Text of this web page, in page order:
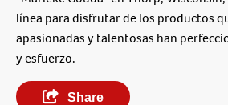
línea para disfrutar de los productos
apasionadas y talentosas han
y esfuerzo.
Share